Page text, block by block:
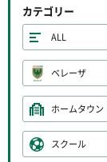
カテゴリー
ALL
ベレーザ
ホームタウン
スクール